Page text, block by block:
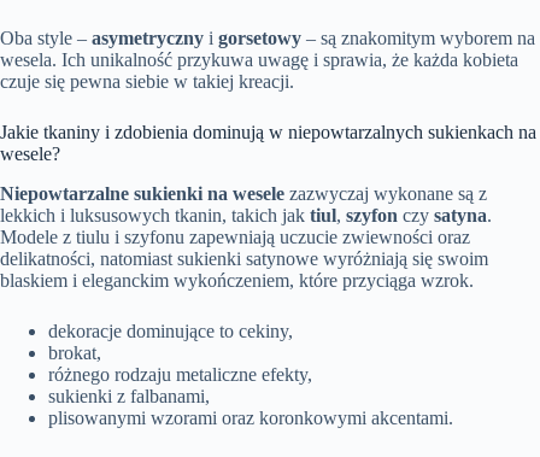
Oba style – asymetryczny i gorsetowy – są znakomitym wyborem na
wesela. Ich unikalność przykuwa uwagę i sprawia, że każda kobieta
czuje się pewna siebie w takiej kreacji.
Jakie tkaniny i zdobienia dominują w niepowtarzalnych sukienkach na
wesele?
Niepowtarzalne sukienki na wesele zazwyczaj wykonane są z
lekkich i luksusowych tkanin, takich jak tiul, szyfon czy satyna.
Modele z tiulu i szyfonu zapewniają uczucie zwiewności oraz
delikatności, natomiast sukienki satynowe wyróżniają się swoim
blaskiem i eleganckim wykończeniem, które przyciąga wzrok.
dekoracje dominujące to cekiny,
brokat,
różnego rodzaju metaliczne efekty,
sukienki z falbanami,
plisowanymi wzorami oraz koronkowymi akcentami.